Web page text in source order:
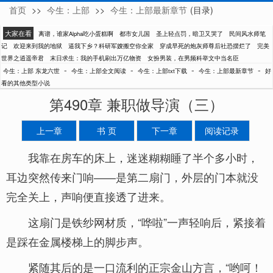
东龙六世
首页 >> 今生：上部 >> 今生：上部最新章节 (目录)
大家在看 离谱，谁家Alpha吃小蛋糕啊 都市女儿国 圣上轻点罚，暗卫又哭了
民间风水师笔
记
欢迎来到我的地狱 逼我下乡？科研军嫂搬空你全家 穿成早死的炮灰师尊后社恐摆烂了
完美
世界之逍遥帝君
末日求生：我的手机刷出万亿物资
女扮男装，在男频科举文中当名臣
今生：上部 东龙六世 - 今生：上部全文阅读 - 今生：上部txt下载 - 今生：上部最新章节 - 好
看的其他类型小说
第490章 兼职做导演（三）
上一章 书 页 下一章 阅读记录
我靠在房车的床上，迷迷糊糊睡了半个多小时，
耳边突然传来门响——是第二扇门，外层的门本就没
完全关上，声响便直接透了进来。
这扇门是铁纱网材质，“哗啦”一声轻响后，紧接着
是踩在金属楼梯上的脚步声。
紧随其后的是一口流利的正宗金山方言，“哟呵！